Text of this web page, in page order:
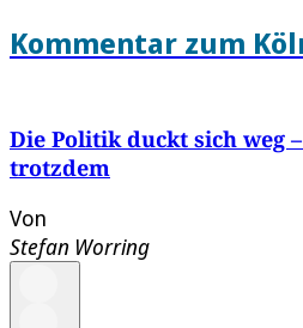
Kommentar zum
Die Politik duckt sich weg
trotzdem
Von
Stefan Worring